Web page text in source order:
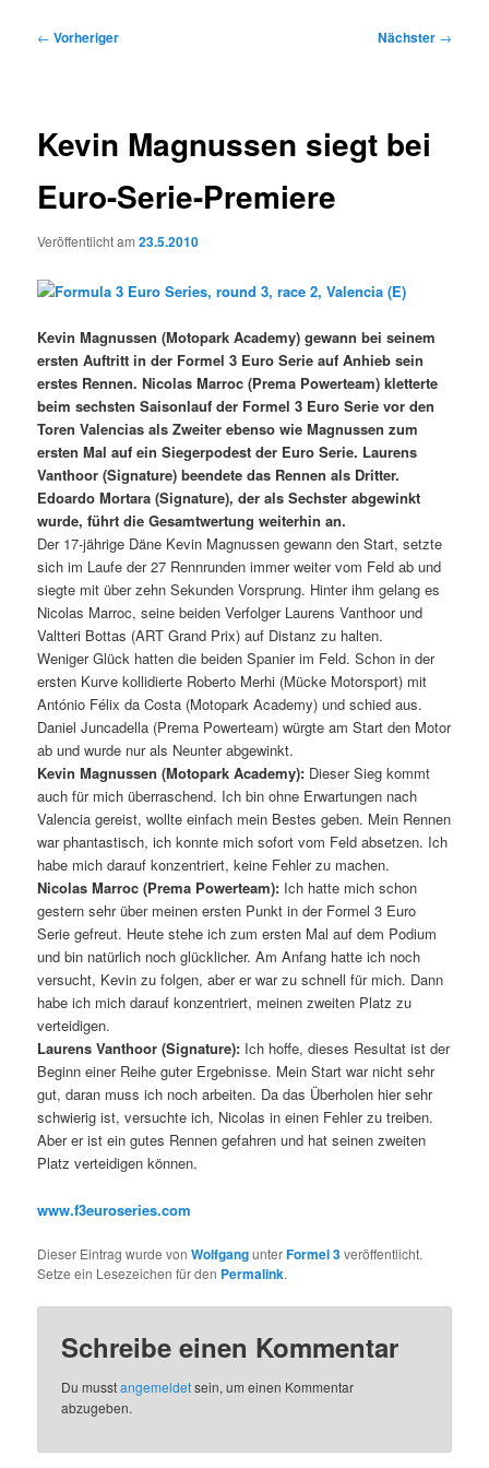
Beitragsnavigation
← Vorheriger Nächster →
Kevin Magnussen siegt bei
Euro-Serie-Premiere
Veröffentlicht am23.5.2010
Kevin Magnussen (Motopark Academy) gewann bei seinem
ersten Auftritt in der Formel 3 Euro Serie auf Anhieb sein
erstes Rennen. Nicolas Marroc (Prema Powerteam) kletterte
beim sechsten Saisonlauf der Formel 3 Euro Serie vor den
Toren Valencias als Zweiter ebenso wie Magnussen zum
ersten Mal auf ein Siegerpodest der Euro Serie. Laurens
Vanthoor (Signature) beendete das Rennen als Dritter.
Edoardo Mortara (Signature), der als Sechster abgewinkt
wurde, führt die Gesamtwertung weiterhin an.
Der 17-jährige Däne Kevin Magnussen gewann den Start, setzte
sich im Laufe der 27 Rennrunden immer weiter vom Feld ab und
siegte mit über zehn Sekunden Vorsprung. Hinter ihm gelang es
Nicolas Marroc, seine beiden Verfolger Laurens Vanthoor und
Valtteri Bottas (ART Grand Prix) auf Distanz zu halten.
Weniger Glück hatten die beiden Spanier im Feld. Schon in der
ersten Kurve kollidierte Roberto Merhi (Mücke Motorsport) mit
António Félix da Costa (Motopark Academy) und schied aus.
Daniel Juncadella (Prema Powerteam) würgte am Start den Motor
ab und wurde nur als Neunter abgewinkt.
Kevin Magnussen (Motopark Academy): Dieser Sieg kommt
auch für mich überraschend. Ich bin ohne Erwartungen nach
Valencia gereist, wollte einfach mein Bestes geben. Mein Rennen
war phantastisch, ich konnte mich sofort vom Feld absetzen. Ich
habe mich darauf konzentriert, keine Fehler zu machen.
Nicolas Marroc (Prema Powerteam): Ich hatte mich schon
gestern sehr über meinen ersten Punkt in der Formel 3 Euro
Serie gefreut. Heute stehe ich zum ersten Mal auf dem Podium
und bin natürlich noch glücklicher. Am Anfang hatte ich noch
versucht, Kevin zu folgen, aber er war zu schnell für mich. Dann
habe ich mich darauf konzentriert, meinen zweiten Platz zu
verteidigen.
Laurens Vanthoor (Signature): Ich hoffe, dieses Resultat ist der
Beginn einer Reihe guter Ergebnisse. Mein Start war nicht sehr
gut, daran muss ich noch arbeiten. Da das Überholen hier sehr
schwierig ist, versuchte ich, Nicolas in einen Fehler zu treiben.
Aber er ist ein gutes Rennen gefahren und hat seinen zweiten
Platz verteidigen können.
www.f3euroseries.com
Dieser Eintrag wurde vonWolfgangunterFormel 3veröffentlicht.
Setze ein Lesezeichen für den Permalink.
Schreibe einen Kommentar
Du musstangemeldetsein, um einen Kommentar
abzugeben.